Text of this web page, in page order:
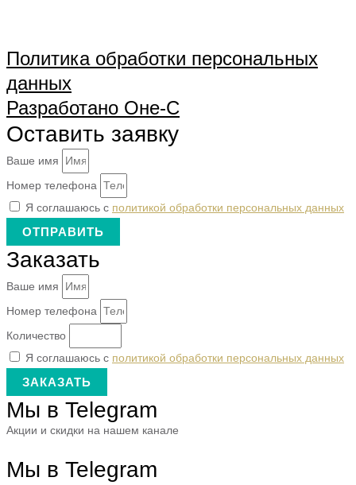
Политика обработки персональных
данных
Разработано Оне-С
Оставить заявку
Ваше имя
Номер телефона
Я соглашаюсь с политикой обработки персональных данных
ОТПРАВИТЬ
Заказать
Ваше имя
Номер телефона
Количество
Я соглашаюсь с политикой обработки персональных данных
ЗАКАЗАТЬ
Мы в Telegram
Акции и скидки на нашем канале
Мы в Telegram